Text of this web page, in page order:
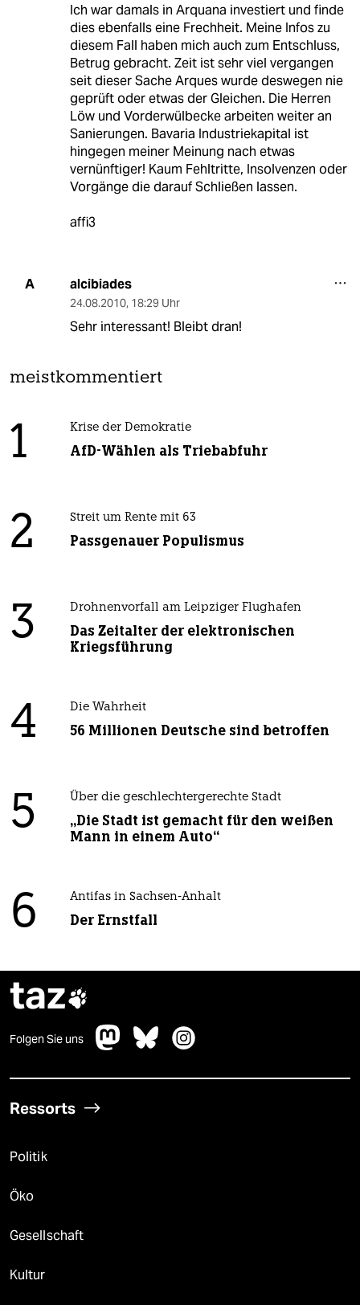
Ich war damals in Arquana investiert und finde
dies ebenfalls eine Frechheit. Meine Infos zu
diesem Fall haben mich auch zum Entschluss,
Betrug gebracht. Zeit ist sehr viel vergangen
seit dieser Sache Arques wurde deswegen nie
geprüft oder etwas der Gleichen. Die Herren
Löw und Vorderwülbecke arbeiten weiter an
Sanierungen. Bavaria Industriekapital ist
hingegen meiner Meinung nach etwas
vernünftiger! Kaum Fehltritte, Insolvenzen oder
Vorgänge die darauf Schließen lassen.
affi3
A alcibiades
24.08.2010, 18:29 Uhr
Sehr interessant! Bleibt dran!
meistkommentiert
1 Krise der Demokratie
AfD-Wählen als Triebabfuhr
2 Streit um Rente mit 63
Passgenauer Populismus
3 Drohnenvorfall am Leipziger Flughafen
Das Zeitalter der elektronischen
Kriegsführung
4 Die Wahrheit
56 Millionen Deutsche sind betroffen
5 Über die geschlechtergerechte Stadt
„Die Stadt ist gemacht für den weißen
Mann in einem Auto“
6 Antifas in Sachsen-Anhalt
Der Ernstfall
taz
Folgen Sie uns
Ressorts
Politik
Öko
Gesellschaft
Kultur